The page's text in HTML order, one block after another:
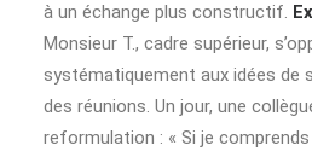
à un échange plus constructif.
Monsieur T., cadre supérieur,
systématiquement aux idées de
des réunions. Un jour, une
reformulation : « Si je